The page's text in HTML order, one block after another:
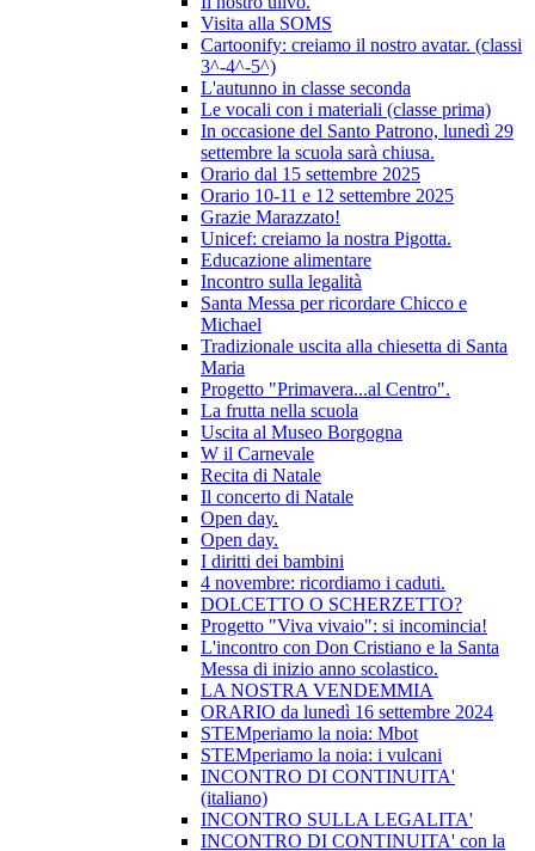
Visita alla SOMS
Cartoonify: creiamo il nostro avatar. (classi
3^-4^-5^)
L'autunno in classe seconda
Le vocali con i materiali (classe prima)
In occasione del Santo Patrono, lunedì 29
settembre la scuola sarà chiusa.
Orario dal 15 settembre 2025
Orario 10-11 e 12 settembre 2025
Grazie Marazzato!
Unicef: creiamo la nostra Pigotta.
Educazione alimentare
Incontro sulla legalità
Santa Messa per ricordare Chicco e
Michael
Tradizionale uscita alla chiesetta di Santa
Maria
Progetto "Primavera...al Centro".
La frutta nella scuola
Uscita al Museo Borgogna
W il Carnevale
Recita di Natale
Il concerto di Natale
Open day.
Open day.
I diritti dei bambini
4 novembre: ricordiamo i caduti.
DOLCETTO O SCHERZETTO?
Progetto "Viva vivaio": si incomincia!
L'incontro con Don Cristiano e la Santa
Messa di inizio anno scolastico.
LA NOSTRA VENDEMMIA
ORARIO da lunedì 16 settembre 2024
STEMperiamo la noia: Mbot
STEMperiamo la noia: i vulcani
INCONTRO DI CONTINUITA'
(italiano)
INCONTRO SULLA LEGALITA'
INCONTRO DI CONTINUITA' con la